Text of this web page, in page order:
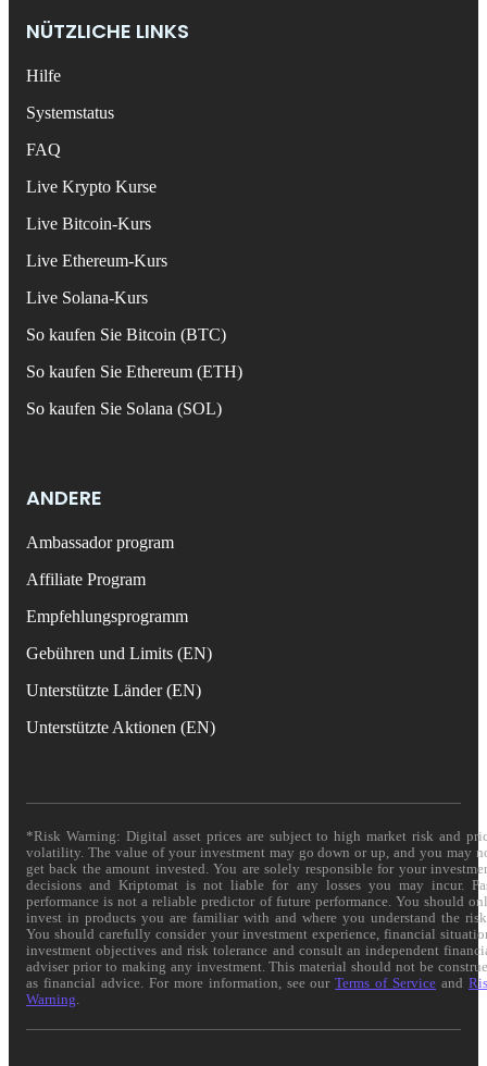
NÜTZLICHE LINKS
Hilfe
Systemstatus
FAQ
Live Krypto Kurse
Live Bitcoin-Kurs
Live Ethereum-Kurs
Live Solana-Kurs
So kaufen Sie Bitcoin (BTC)
So kaufen Sie Ethereum (ETH)
So kaufen Sie Solana (SOL)
ANDERE
Ambassador program
Affiliate Program
Empfehlungsprogramm
Gebühren und Limits (EN)
Unterstützte Länder (EN)
Unterstützte Aktionen (EN)
*Risk Warning: Digital asset prices are subject to high market risk and
volatility. The value of your investment may go down or up, and you may
get back the amount invested. You are solely responsible for your
decisions and Kriptomat is not liable for any losses you may incur.
performance is not a reliable predictor of future performance. You should
invest in products you are familiar with and where you understand the
You should carefully consider your investment experience, financial
investment objectives and risk tolerance and consult an independent
adviser prior to making any investment. This material should not be
as financial advice. For more information, see ourTerms of Service and
Warning